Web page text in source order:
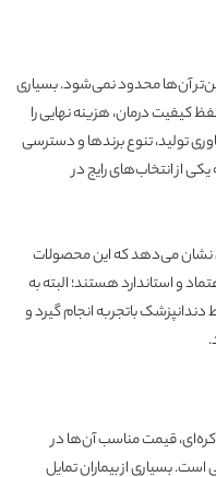
آن‌ها محدود نمی‌شود. بسیاری
کیفیت درمان، هزینه نهایی را
تولید، تنوع برندها و دسترسی
از انتخاب‌های رایج در
نشان می‌دهد که این محصولات
و استاندارد هستند؛ البته به
باتجربه انجام گیرد و
قیمت مناسب آن‌ها در
بسیاری از بیماران تمایل